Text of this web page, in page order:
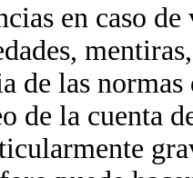
en caso
de las
de la cuenta